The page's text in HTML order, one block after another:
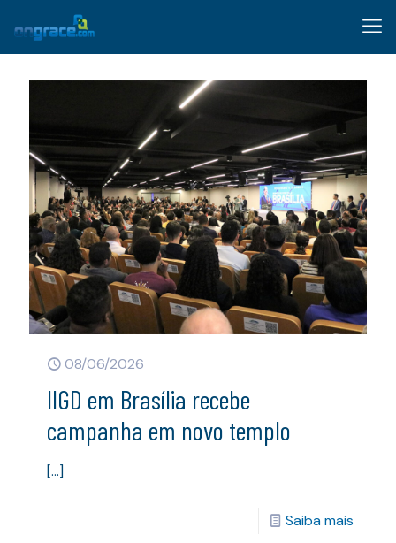
08/06/2026
IIGD em Brasília recebe
campanha em novo templo
[…]
Saiba mais